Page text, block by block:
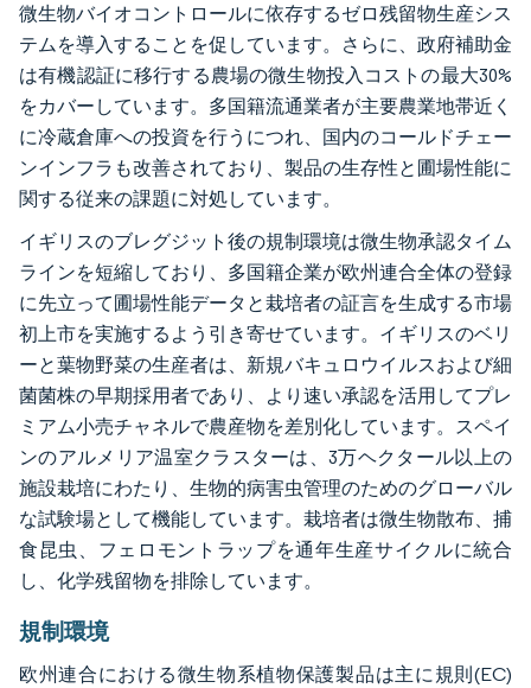
微生物バイオコントロールに依存するゼロ残留物生産シス
テムを導入することを促しています。さらに、政府補助金
は有機認証に移行する農場の微生物投入コストの最大30%
をカバーしています。多国籍流通業者が主要農業地帯近く
に冷蔵倉庫への投資を行うにつれ、国内のコールドチェー
ンインフラも改善されており、製品の生存性と圃場性能に
関する従来の課題に対処しています。
イギリスのブレグジット後の規制環境は微生物承認タイム
ラインを短縮しており、多国籍企業が欧州連合全体の登録
に先立って圃場性能データと栽培者の証言を生成する市場
初上市を実施するよう引き寄せています。イギリスのベリ
ーと葉物野菜の生産者は、新規バキュロウイルスおよび細
菌菌株の早期採用者であり、より速い承認を活用してプレ
ミアム小売チャネルで農産物を差別化しています。スペイ
ンのアルメリア温室クラスターは、3万ヘクタール以上の
施設栽培にわたり、生物的病害虫管理のためのグローバル
な試験場として機能しています。栽培者は微生物散布、捕
食昆虫、フェロモントラップを通年生産サイクルに統合
し、化学残留物を排除しています。
規制環境
欧州連合における微生物系植物保護製品は主に規則(EC)